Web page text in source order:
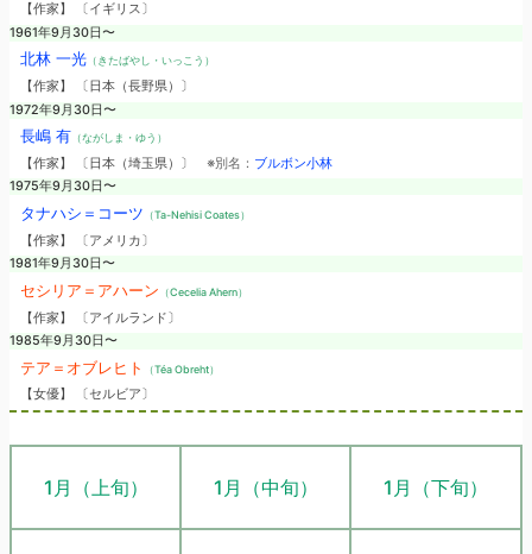
【作家】 〔イギリス〕
1961年9月30日〜
北林 一光（きたばやし・いっこう）
【作家】 〔日本（長野県）〕
1972年9月30日〜
長嶋 有 （ながしま・ゆう）
【作家】 〔日本（埼玉県）〕 ※別名： ブルボン小林
1975年9月30日〜
タナハシ＝コーツ （Ta-Nehisi Coates）
【作家】 〔アメリカ〕
1981年9月30日〜
セシリア＝アハーン （Cecelia Ahern）
【作家】 〔アイルランド〕
1985年9月30日〜
テア＝オブレヒト （Téa Obreht）
【女優】 〔セルビア〕
1月（上旬） 1月（中旬） 1月（下旬）